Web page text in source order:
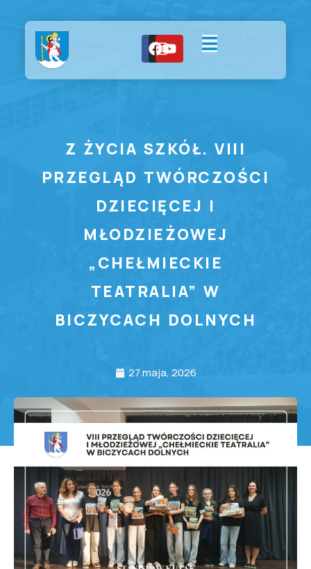
Z ŻYCIA SZKÓŁ. VIII
PRZEGLĄD TWÓRCZOŚCI
DZIECIĘCEJ I
MŁODZIEŻOWEJ
„CHEŁMIECKIE
TEATRALIA” W
BICZYCACH DOLNYCH
27 maja, 2026